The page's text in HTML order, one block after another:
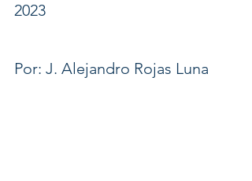
2023
Por: J. Alejandro Rojas Luna